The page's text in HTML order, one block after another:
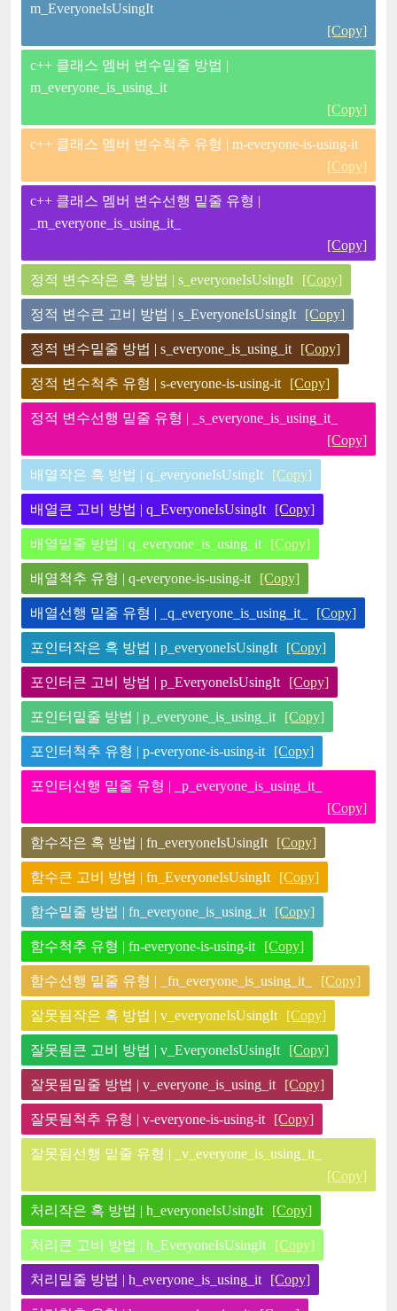
m_EveryoneIsUsingIt
[Copy]
c++ 클래스 멤버 변수밑줄 방법 |
m_everyone_is_using_it
[Copy]
c++ 클래스 멤버 변수척추 유형 | m-everyone-is-using-it
[Copy]
c++ 클래스 멤버 변수선행 밑줄 유형 |
_m_everyone_is_using_it_
[Copy]
정적 변수작은 혹 방법 | s_everyoneIsUsingIt [Copy]
정적 변수큰 고비 방법 | s_EveryoneIsUsingIt [Copy]
정적 변수밑줄 방법 | s_everyone_is_using_it [Copy]
정적 변수척추 유형 | s-everyone-is-using-it [Copy]
정적 변수선행 밑줄 유형 | _s_everyone_is_using_it_
[Copy]
배열작은 혹 방법 | q_everyoneIsUsingIt [Copy]
배열큰 고비 방법 | q_EveryoneIsUsingIt [Copy]
배열밑줄 방법 | q_everyone_is_using_it [Copy]
배열척추 유형 | q-everyone-is-using-it [Copy]
배열선행 밑줄 유형 | _q_everyone_is_using_it_ [Copy]
포인터작은 혹 방법 | p_everyoneIsUsingIt [Copy]
포인터큰 고비 방법 | p_EveryoneIsUsingIt [Copy]
포인터밑줄 방법 | p_everyone_is_using_it [Copy]
포인터척추 유형 | p-everyone-is-using-it [Copy]
포인터선행 밑줄 유형 | _p_everyone_is_using_it_
[Copy]
함수작은 혹 방법 | fn_everyoneIsUsingIt [Copy]
함수큰 고비 방법 | fn_EveryoneIsUsingIt [Copy]
함수밑줄 방법 | fn_everyone_is_using_it [Copy]
함수척추 유형 | fn-everyone-is-using-it [Copy]
함수선행 밑줄 유형 | _fn_everyone_is_using_it_ [Copy]
잘못됨작은 혹 방법 | v_everyoneIsUsingIt [Copy]
잘못됨큰 고비 방법 | v_EveryoneIsUsingIt [Copy]
잘못됨밑줄 방법 | v_everyone_is_using_it [Copy]
잘못됨척추 유형 | v-everyone-is-using-it [Copy]
잘못됨선행 밑줄 유형 | _v_everyone_is_using_it_
[Copy]
처리작은 혹 방법 | h_everyoneIsUsingIt [Copy]
처리큰 고비 방법 | h_EveryoneIsUsingIt [Copy]
처리밑줄 방법 | h_everyone_is_using_it [Copy]